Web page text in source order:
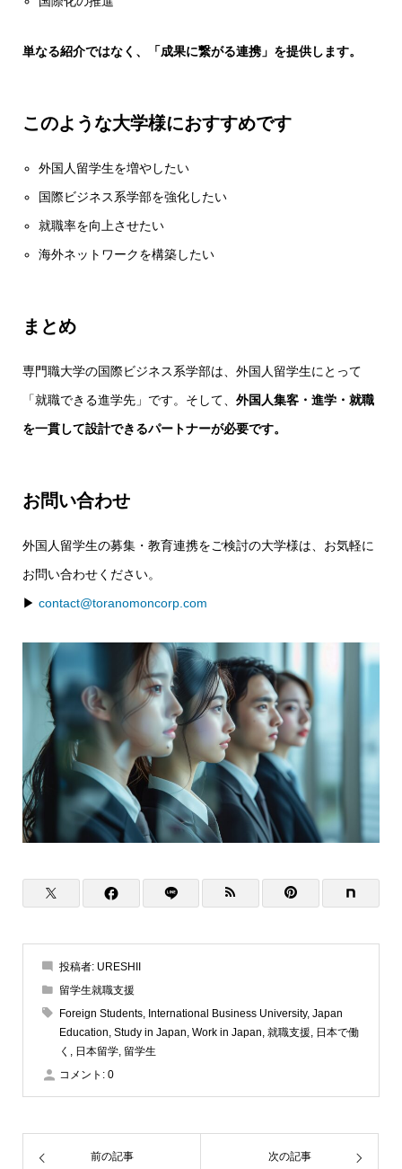
単なる紹介ではなく、「成果に繋がる連携」を提供します。
このような大学様におすすめです
外国人留学生を増やしたい
国際ビジネス系学部を強化したい
就職率を向上させたい
海外ネットワークを構築したい
まとめ
専門職大学の国際ビジネス系学部は、外国人留学生にとって
「就職できる進学先」です。そして、 外国人集客・進学・就職
を一貫して設計できるパートナーが必要です。
お問い合わせ
外国人留学生の募集・教育連携をご検討の大学様は、お気軽に
お問い合わせください。
▶︎ contact@toranomoncorp.com
投稿者: URESHII
留学生就職支援
Foreign Students, International Business University, Japan
Education, Study in Japan, Work in Japan, 就職支援, 日本で働
く , 日本留学, 留学生
コメント: 0
前の記事 次の記事